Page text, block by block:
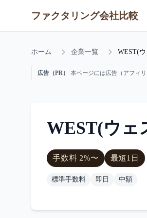
ファクタリング会社比較
ホーム 企業一覧 WEST(
広告（PR） 本ページには広告（アフィ
WEST(ウェ
手数料 2%〜 最短1日
標準手数料 即日 中額